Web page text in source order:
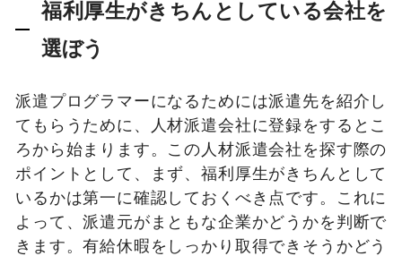
福利厚生がきちんとしている会社を
選ぼう
派遣プログラマーになるためには派遣先を紹介し
てもらうために、人材派遣会社に登録をするとこ
ろから始まります。この人材派遣会社を探す際の
ポイントとして、まず、福利厚生がきちんとして
いるかは第一に確認しておくべき点です。これに
よって、派遣元がまともな企業かどうかを判断で
きます。有給休暇をしっかり取得できそうかどう